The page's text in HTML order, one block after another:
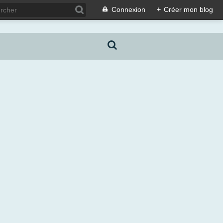
Connexion + Créer mon blog